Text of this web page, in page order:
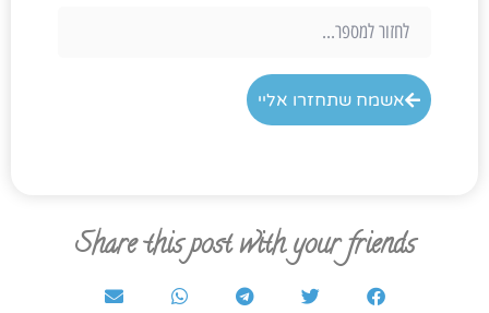
אשמח שתחזרו אליי
Share this post with your friends